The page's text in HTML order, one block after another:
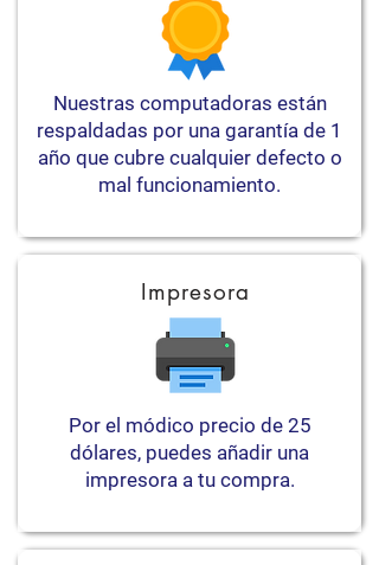
Nuestras computadoras están
respaldadas por una garantía de 1
año que cubre cualquier defecto o
mal funcionamiento.
Impresora
Por el módico precio de 25
dólares, puedes añadir una
impresora a tu compra.